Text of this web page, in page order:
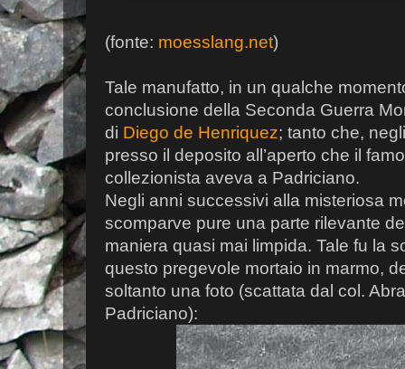
(fonte: moesslang.net)
Tale manufatto, in un qualche
conclusione della Seconda Guerra
di Diego de Henriquez; tanto che,
presso il deposito all’aperto che il
collezionista aveva a Padriciano.
Negli anni successivi alla misteriosa
scomparve pure una parte rilevante
maniera quasi mai limpida. Tale fu la
questo pregevole mortaio in marmo,
soltanto una foto (scattata dal col.
Padriciano):